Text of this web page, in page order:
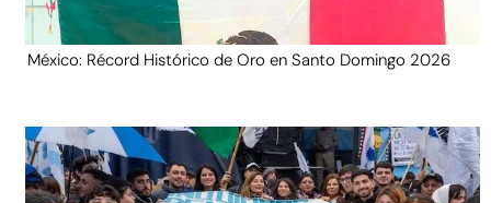
México: Récord Histórico de Oro en Santo Domingo 2026